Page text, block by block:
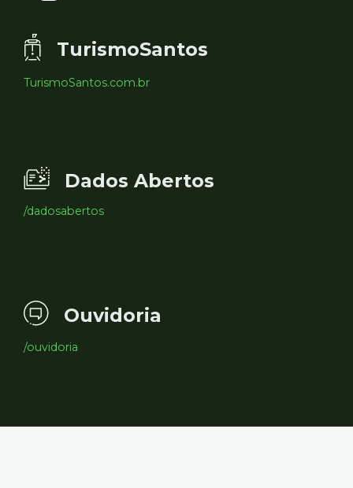
TurismoSantos
TurismoSantos.com.br
Dados Abertos
/dadosabertos
Ouvidoria
/ouvidoria